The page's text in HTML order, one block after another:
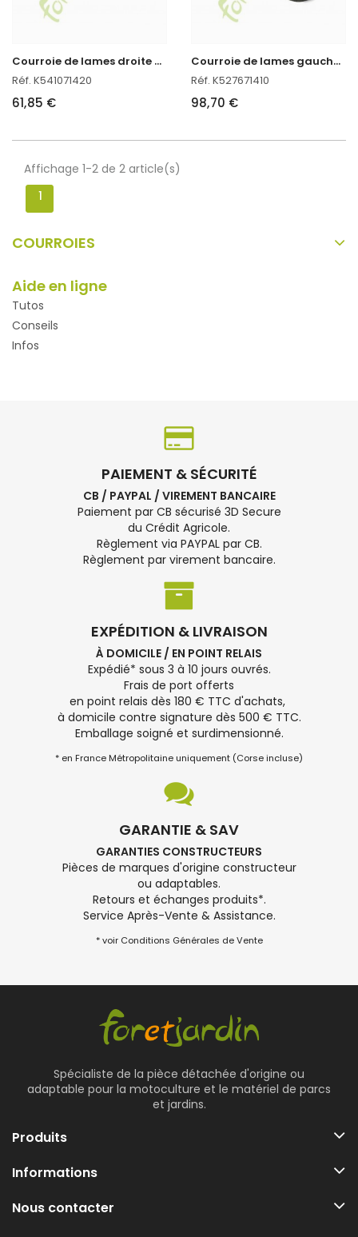
C
ourroie de lames droite pour autoportée Kubota
Réf. K541071420
61,85 €
C
ourroie de lames gauche pour autoportée kubota
Réf. K527671410
98,70 €
Affichage 1-2 de 2 article(s)
1
COURROIES
Aide en ligne
Tutos
Conseils
Infos
PAIEMENT & SÉCURITÉ
CB / PAYPAL / VIREMENT BANCAIRE
Paiement par CB sécurisé 3D Secure
du Crédit Agricole.
Règlement via PAYPAL par CB.
Règlement par virement bancaire.
EXPÉDITION & LIVRAISON
À DOMICILE / EN POINT RELAIS
Expédié* sous 3 à 10 jours ouvrés.
Frais de port offerts
en point relais dès 180 € TTC d'achats,
à domicile contre signature dès 500 € TTC.
Emballage soigné et surdimensionné.
* en France Métropolitaine uniquement (Corse incluse)
GARANTIE & SAV
GARANTIES CONSTRUCTEURS
Pièces de marques d'origine constructeur
ou adaptables.
Retours et échanges produits*.
Service Après-Vente & Assistance.
* voir Conditions Générales de Vente
Spécialiste de la pièce détachée d'origine ou
adaptable pour la motoculture et le matériel de parcs
et jardins.
Produits
Informations
Nous contacter